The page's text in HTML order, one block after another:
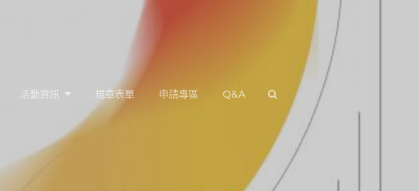
活動資訊 規章表單 申請專區 Q&A
SEARCH